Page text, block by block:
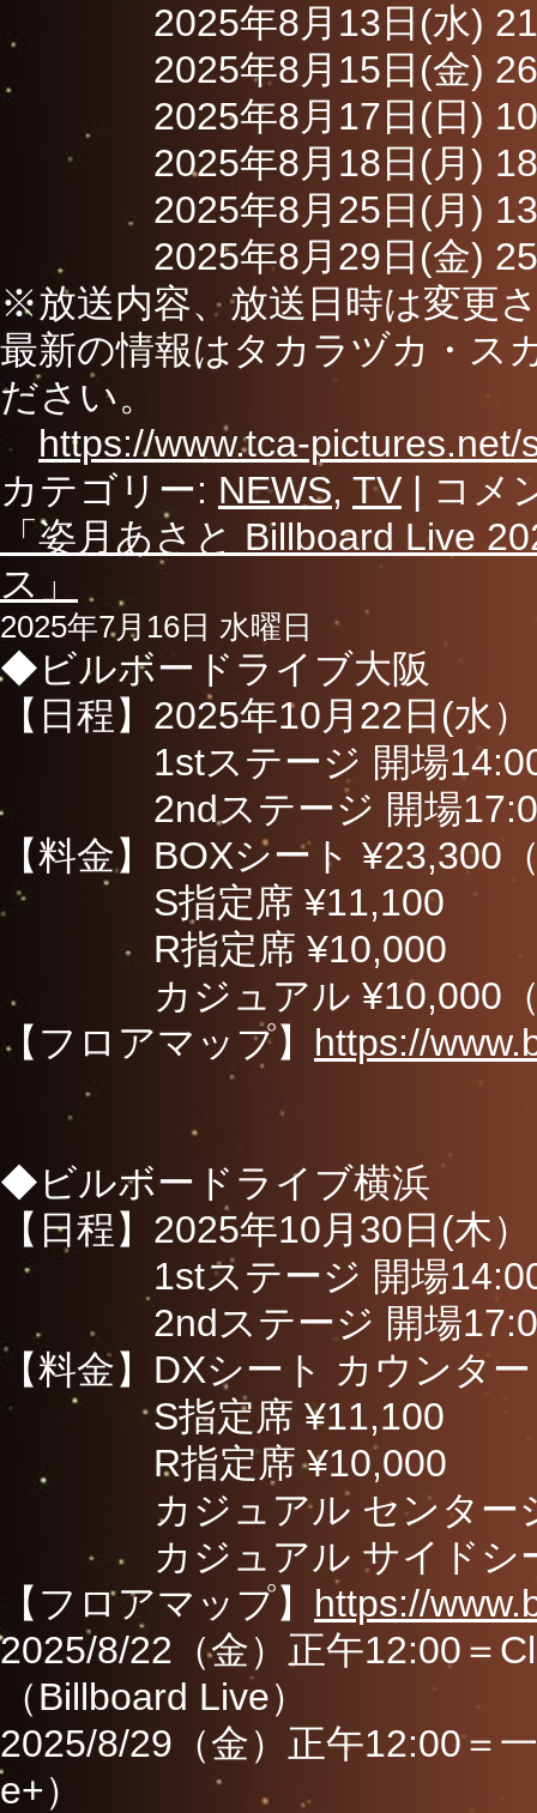
2025年8月13日(水)
2025年8月15日(金)
2025年8月17日(日)
2025年8月18日(月)
2025年8月25日(月)
2025年8月29日(金)
※放送内容、放送日時は変更
最新の情報はタカラヅカ・ス
ださい。
https://www.tca-pictures.net/
カテゴリー: NEWS, TV | コメ
「姿月あさと Billboard Live
ス」
2025年7月16日 水曜日
◆ビルボードライブ大阪
【日程】2025年10月22日(水）
1stステージ 開場14:00
2ndステージ 開場17:00
【料金】BOXシート ¥23,300
S指定席 ¥11,100
R指定席 ¥10,000
カジュアル ¥10,000（1
【フロアマップ】 https://
◆ビルボードライブ横浜
【日程】2025年10月30日(木）
1stステージ 開場14:00
2ndステージ 開場17:00
【料金】DXシート カウンタ
S指定席 ¥11,100
R指定席 ¥10,000
カジュアル センターシ
カジュアル サイドシー
【フロアマップ】 https://
2025/8/22（金）正午12:00＝
（Billboard Live）
2025/8/29（金）正午12:00＝
e+）